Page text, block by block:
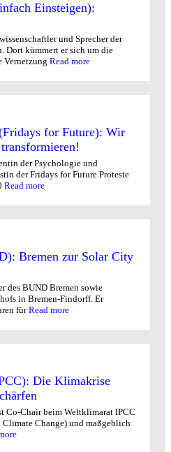
Einsteigen):
und Sprecher der
kümmert er sich um die
Read more
for Future): Wir
der Psychologie und
der Fridays for Future Proteste
Read more
Bremen zur Solar City
des BUND Bremen sowie
in Bremen-Findorff. Er
fürRead more
Die Klimakrise
Co-Chair beim Weltklimarat IPCC
Change) und maßgeblich